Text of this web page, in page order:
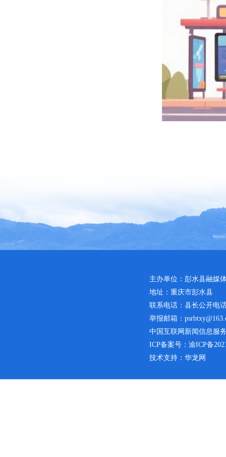
主办单位：彭水县融媒
地址：重庆市彭水县
联系电话：县长公开电
举报邮箱：
中国互联网新闻信息服
ICP备案号： 渝ICP备
技术支持：华龙网